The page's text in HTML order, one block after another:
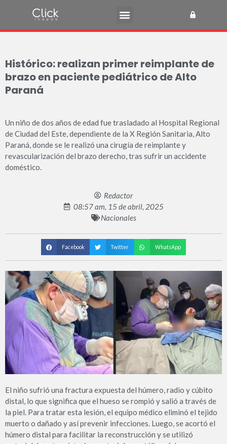
Histórico: realizan primer reimplante de
brazo en paciente pediátrico de Alto
Paraná
Un niño de dos años de edad fue trasladado al Hospital Regional
de Ciudad del Este, dependiente de la X Región Sanitaria, Alto
Paraná, donde se le realizó una cirugía de reimplante y
revascularización del brazo derecho, tras sufrir un accidente
doméstico.
Redactor
08:57 am, 15 de abril, 2025
Nacionales
Facebook Twitter WhatsApp
El niño sufrió una fractura expuesta del húmero, radio y cúbito
distal, lo que significa que el hueso se rompió y salió a través de
la piel. Para tratar esta lesión, el equipo médico eliminó el tejido
muerto o dañado y así prevenir infecciones. Luego, se acortó el
húmero distal para facilitar la reconstrucción y se utilizó